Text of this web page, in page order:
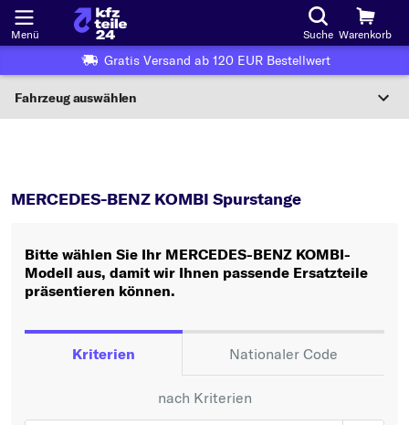
Menü Suche Warenkorb
Gratis Versand ab 120 EUR Bestellwert
Fahrzeug auswählen
Wo finde ich die?
Oder
Oder Fahrzeugauswahl nach Kriterien:
Hersteller wählen
Typ wählen
MERCEDES-BENZ KOMBI Spurstange
Bitte wählen Sie Ihr MERCEDES-BENZ KOMBI-
Modell aus, damit wir Ihnen passende Ersatzteile
präsentieren können.
Kriterien Nationaler Code
nach Kriterien